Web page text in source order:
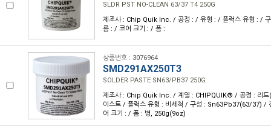
SLDR PST NO-CLEAN 63/37 T4 250G
제조사 : Chip Quik Inc. / 공정 : / 유형 : / 플럭스 유형 : /
름 : / 코어 크기 : / 폼 :
상품번호 : 3076964
SMD291AX250T3
SOLDER PASTE SN63/PB37 250G
제조사 : Chip Quik Inc. / 계열 : CHIPQUIK® / 공정 : 리드
이스트 / 플럭스 유형 : 비세척 / 구성 : Sn63Pb37(63/37) /
어 크기 : / 폼 : 병, 250g(9oz)